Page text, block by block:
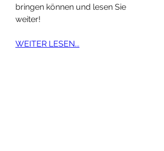
bringen können und lesen Sie
weiter!
WEITER LESEN...